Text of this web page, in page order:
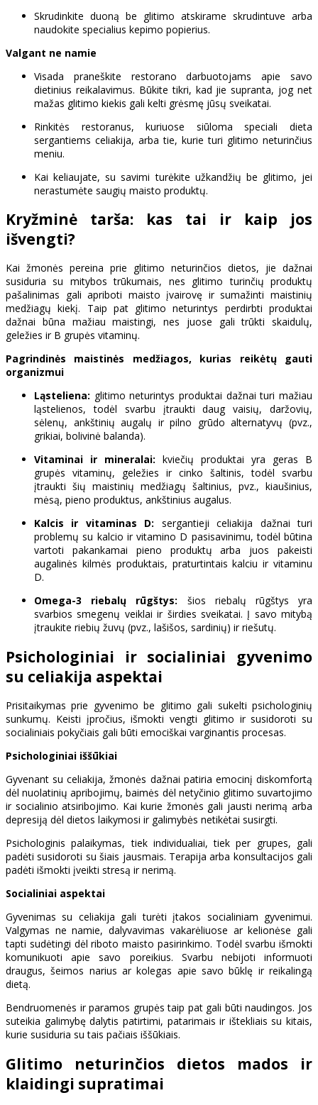
Skrudinkite duoną be glitimo atskirame skrudintuve arba
naudokite specialius kepimo popierius.
Valgant ne namie
Visada praneškite restorano darbuotojams apie savo
dietinius reikalavimus. Būkite tikri, kad jie supranta, jog net
mažas glitimo kiekis gali kelti grėsmę jūsų sveikatai.
Rinkitės restoranus, kuriuose siūloma speciali dieta
sergantiems celiakija, arba tie, kurie turi glitimo neturinčius
meniu.
Kai keliaujate, su savimi turėkite užkandžių be glitimo, jei
nerastumėte saugių maisto produktų.
Kryžminė tarša: kas tai ir kaip jos
išvengti?
Kai žmonės pereina prie glitimo neturinčios dietos, jie dažnai
susiduria su mitybos trūkumais, nes glitimo turinčių produktų
pašalinimas gali apriboti maisto įvairovę ir sumažinti maistinių
medžiagų kiekį. Taip pat glitimo neturintys perdirbti produktai
dažnai būna mažiau maistingi, nes juose gali trūkti skaidulų,
geležies ir B grupės vitaminų.
Pagrindinės maistinės medžiagos, kurias reikėtų gauti
organizmui
Ląsteliena: glitimo neturintys produktai dažnai turi mažiau
ląstelienos, todėl svarbu įtraukti daug vaisių, daržovių,
sėlenų, ankštinių augalų ir pilno grūdo alternatyvų (pvz.,
grikiai, bolivinė balanda).
Vitaminai ir mineralai: kviečių produktai yra geras B
grupės vitaminų, geležies ir cinko šaltinis, todėl svarbu
įtraukti šių maistinių medžiagų šaltinius, pvz., kiaušinius,
mėsą, pieno produktus, ankštinius augalus.
Kalcis ir vitaminas D: sergantieji celiakija dažnai turi
problemų su kalcio ir vitamino D pasisavinimu, todėl būtina
vartoti pakankamai pieno produktų arba juos pakeisti
augalinės kilmės produktais, praturtintais kalciu ir vitaminu
D.
Omega-3 riebalų rūgštys: šios riebalų rūgštys yra
svarbios smegenų veiklai ir širdies sveikatai. Į savo mitybą
įtraukite riebių žuvų (pvz., lašišos, sardinių) ir riešutų.
Psichologiniai ir socialiniai gyvenimo
su celiakija aspektai
Prisitaikymas prie gyvenimo be glitimo gali sukelti psichologinių
sunkumų. Keisti įpročius, išmokti vengti glitimo ir susidoroti su
socialiniais pokyčiais gali būti emociškai varginantis procesas.
Psichologiniai iššūkiai
Gyvenant su celiakija, žmonės dažnai patiria emocinį diskomfortą
dėl nuolatinių apribojimų, baimės dėl netyčinio glitimo suvartojimo
ir socialinio atsiribojimo. Kai kurie žmonės gali jausti nerimą arba
depresiją dėl dietos laikymosi ir galimybės netikėtai susirgti.
Psichologinis palaikymas, tiek individualiai, tiek per grupes, gali
padėti susidoroti su šiais jausmais. Terapija arba konsultacijos gali
padėti išmokti įveikti stresą ir nerimą.
Socialiniai aspektai
Gyvenimas su celiakija gali turėti įtakos socialiniam gyvenimui.
Valgymas ne namie, dalyvavimas vakarėliuose ar kelionėse gali
tapti sudėtingi dėl riboto maisto pasirinkimo. Todėl svarbu išmokti
komunikuoti apie savo poreikius. Svarbu nebijoti informuoti
draugus, šeimos narius ar kolegas apie savo būklę ir reikalingą
dietą.
Bendruomenės ir paramos grupės taip pat gali būti naudingos. Jos
suteikia galimybę dalytis patirtimi, patarimais ir ištekliais su kitais,
kurie susiduria su tais pačiais iššūkiais.
Glitimo neturinčios dietos mados ir
klaidingi supratimai